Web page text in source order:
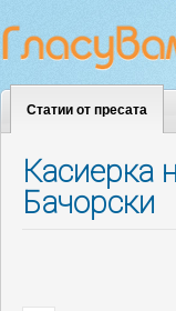
Статии от пресата
Касиерка
Бачорски